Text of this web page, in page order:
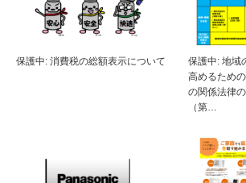
保護中: 消費税の総額表示について
保護中: 地域
高めるため
の関係法律
（第…